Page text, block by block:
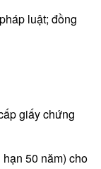
luật; đồng
giấy chứng
50 năm) cho